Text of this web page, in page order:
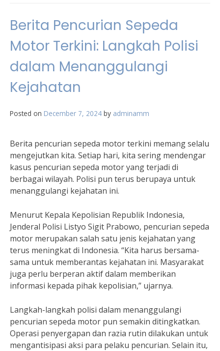
Berita Pencurian Sepeda
Motor Terkini: Langkah Polisi
dalam Menanggulangi
Kejahatan
Posted on December 7, 2024 by adminamm
Berita pencurian sepeda motor terkini memang selalu
mengejutkan kita. Setiap hari, kita sering mendengar
kasus pencurian sepeda motor yang terjadi di
berbagai wilayah. Polisi pun terus berupaya untuk
menanggulangi kejahatan ini.
Menurut Kepala Kepolisian Republik Indonesia,
Jenderal Polisi Listyo Sigit Prabowo, pencurian sepeda
motor merupakan salah satu jenis kejahatan yang
terus meningkat di Indonesia. “Kita harus bersama-
sama untuk memberantas kejahatan ini. Masyarakat
juga perlu berperan aktif dalam memberikan
informasi kepada pihak kepolisian,” ujarnya.
Langkah-langkah polisi dalam menanggulangi
pencurian sepeda motor pun semakin ditingkatkan.
Operasi penyergapan dan razia rutin dilakukan untuk
mengantisipasi aksi para pelaku pencurian. Selain itu,